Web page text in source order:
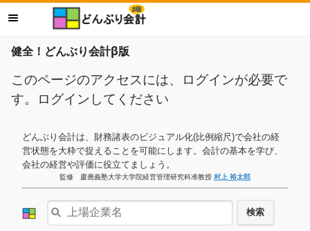
健全！どんぶり会計β版
このページのアクセスには、ログインが必要で
す。ログインしてください
どんぶり会計は、財務諸表のビジュアル化(比例縮尺)で会社の経
営状態を大枠で捉えることを可能にします。会計の基本を学び、
会社の経営や評価に役立てましょう。
監修 慶應義塾大学大学院経営管理研究科准教授 村上 裕太郎
検索